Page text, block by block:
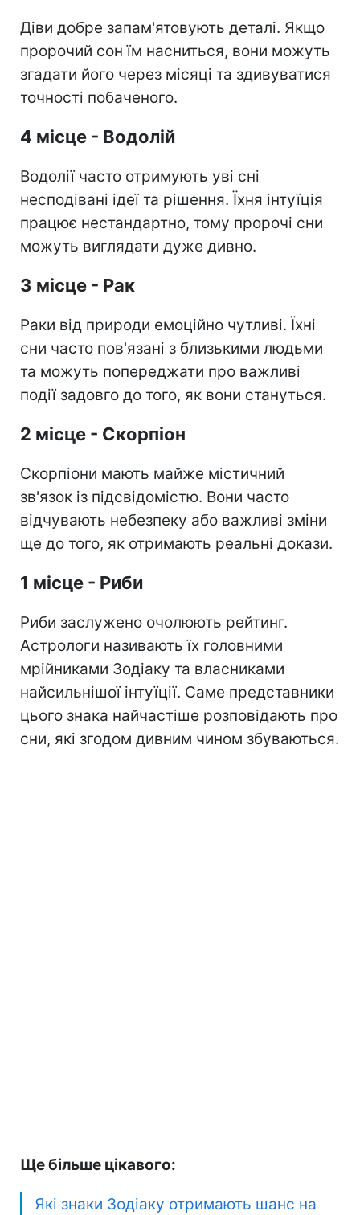
Діви добре запам'ятовують деталі. Якщо
пророчий сон їм насниться, вони можуть
згадати його через місяці та здивуватися
точності побаченого.
4 місце - Водолій
Водолії часто отримують уві сні
несподівані ідеї та рішення. Їхня інтуїція
працює нестандартно, тому пророчі сни
можуть виглядати дуже дивно.
3 місце - Рак
Раки від природи емоційно чутливі. Їхні
сни часто пов'язані з близькими людьми
та можуть попереджати про важливі
події задовго до того, як вони стануться.
2 місце - Скорпіон
Скорпіони мають майже містичний
зв'язок із підсвідомістю. Вони часто
відчувають небезпеку або важливі зміни
ще до того, як отримають реальні докази.
1 місце - Риби
Риби заслужено очолюють рейтинг.
Астрологи називають їх головними
мрійниками Зодіаку та власниками
найсильнішої інтуїції. Саме представники
цього знака найчастіше розповідають про
сни, які згодом дивним чином збуваються.
Ще більше цікавого:
Які знаки Зодіаку отримають шанс на